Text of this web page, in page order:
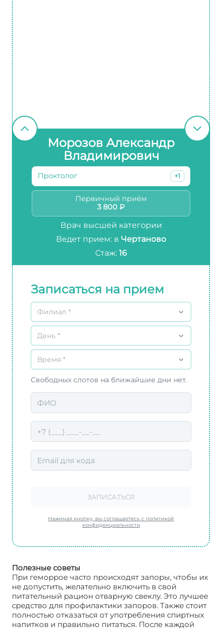
Морозов Александр
Владимирович
Проктолог +1
Первичный приём
3 800 ₽
Врач высшей категории
Ведет прием: в Чертаново
Стаж: 16
Записаться на прием
Филиал *
День *
Время *
Свободных слотов на ближайшие дни нет.
ЗАПИСАТЬСЯ
Нажимая кнопку, вы соглашаетесь с политикой
конфиденциальности
Полезные советы
При геморрое часто происходят запоры, чтобы их
не допустить, желательно включить в свой
питательный рацион отварную свеклу. Это лучшее
средство для профилактики запоров. Также стоит
полностью отказаться от употребления спиртных
напитков и правильно питаться. После каждой